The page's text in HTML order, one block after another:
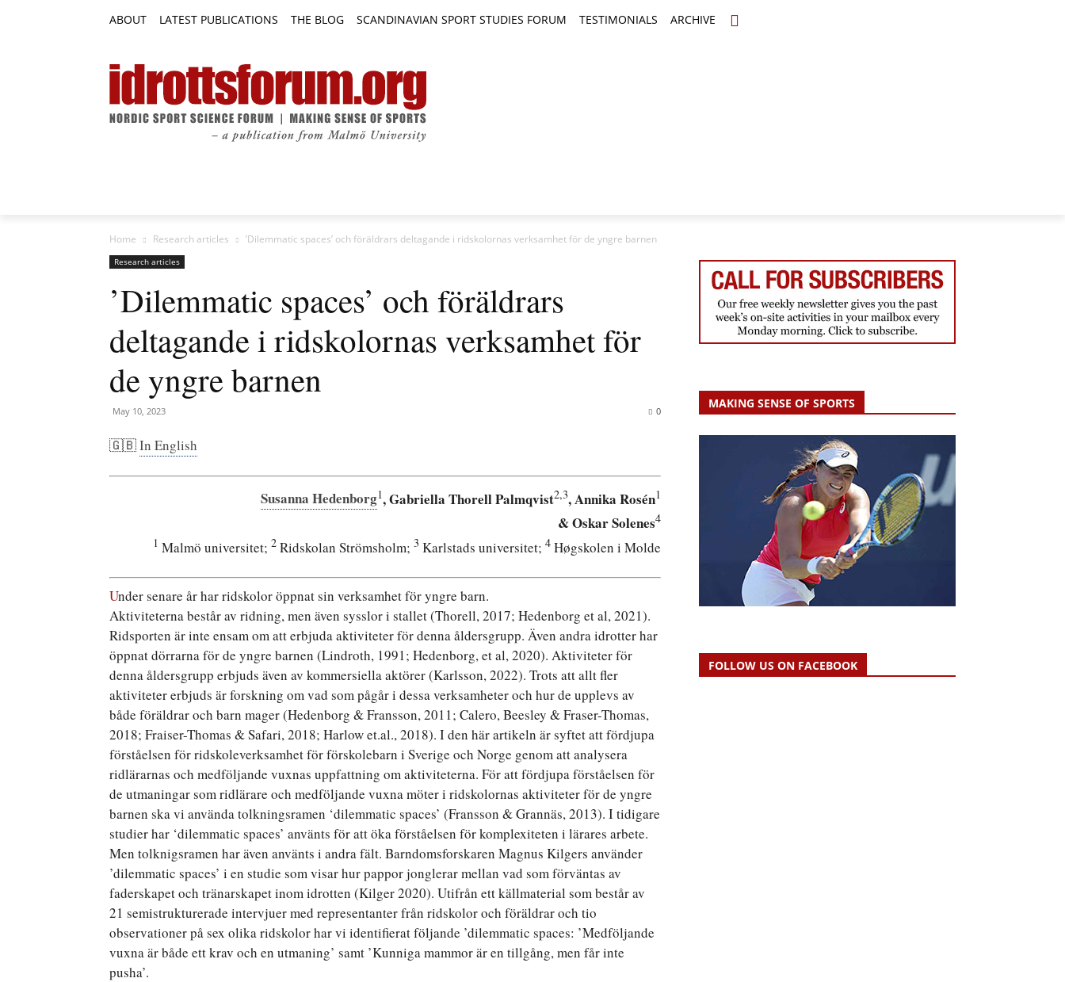
ABOUT LATEST PUBLICATIONS THE BLOG SCANDINAVIAN SPORT STUDIES FORUM TESTIMONIALS ARCHIVE
Home Research articles ’Dilemmatic spaces’ och föräldrars deltagande i ridskolornas verksamhet för de yngre barnen
Research articles
’Dilemmatic spaces’ och föräldrars
deltagande i ridskolornas verksamhet för
de yngre barnen
May 10, 2023 0
🇬🇧In English
Susanna Hedenborg1, Gabriella Thorell Palmqvist2,3, Annika Rosén1
& Oskar Solenes4
1 Malmö universitet; 2 Ridskolan Strömsholm; 3 Karlstads universitet; 4 Høgskolen i Molde
Under senare år har ridskolor öppnat sin verksamhet för yngre barn.
Aktiviteterna består av ridning, men även sysslor i stallet (Thorell, 2017; Hedenborg et al, 2021).
Ridsporten är inte ensam om att erbjuda aktiviteter för denna åldersgrupp. Även andra idrotter har
öppnat dörrarna för de yngre barnen (Lindroth, 1991; Hedenborg, et al, 2020). Aktiviteter för
denna åldersgrupp erbjuds även av kommersiella aktörer (Karlsson, 2022). Trots att allt fler
aktiviteter erbjuds är forskning om vad som pågår i dessa verksamheter och hur de upplevs av
både föräldrar och barn mager (Hedenborg & Fransson, 2011; Calero, Beesley & Fraser-Thomas,
2018; Fraiser-Thomas & Safari, 2018; Harlow et.al., 2018). I den här artikeln är syftet att fördjupa
förståelsen för ridskoleverksamhet för förskolebarn i Sverige och Norge genom att analysera
ridlärarnas och medföljande vuxnas uppfattning om aktiviteterna. För att fördjupa förståelsen för
de utmaningar som ridlärare och medföljande vuxna möter i ridskolornas aktiviteter för de yngre
barnen ska vi använda tolkningsramen ‘dilemmatic spaces’ (Fransson & Grannäs, 2013). I tidigare
studier har ‘dilemmatic spaces’ använts för att öka förståelsen för komplexiteten i lärares arbete.
Men tolknigsramen har även använts i andra fält. Barndomsforskaren Magnus Kilgers använder
’dilemmatic spaces’ i en studie som visar hur pappor jonglerar mellan vad som förväntas av
faderskapet och tränarskapet inom idrotten (Kilger 2020). Utifrån ett källmaterial som består av
21 semistrukturerade intervjuer med representanter från ridskolor och föräldrar och tio
observationer på sex olika ridskolor har vi identifierat följande ’dilemmatic spaces: ’Medföljande
vuxna är både ett krav och en utmaning’ samt ’Kunniga mammor är en tillgång, men får inte
pusha’.
MAKING SENSE OF SPORTS
FOLLOW US ON FACEBOOK